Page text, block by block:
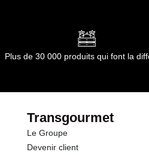
dont Acides gras saturés
dont Sucres
Fibres
Plus de 30 000 produits qui font la
Transgourmet
Le Groupe
Devenir client